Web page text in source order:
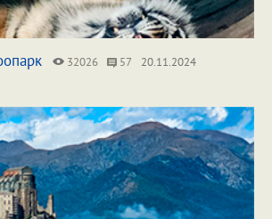
32026 57 20.11.2024